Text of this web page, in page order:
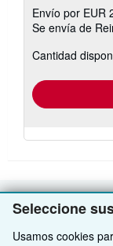
Seleccione
Usamos cookies
Envío por EUR
Se envía de
Cantidad